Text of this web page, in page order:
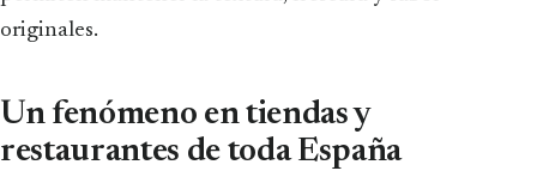
originales.
Un fenómeno en tiendas y
restaurantes de toda España